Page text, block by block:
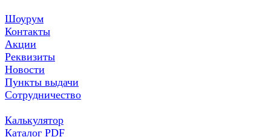
Шоурум
Контакты
Акции
Реквизиты
Новости
Пункты выдачи
Сотрудничество
Калькулятор
Каталог PDF